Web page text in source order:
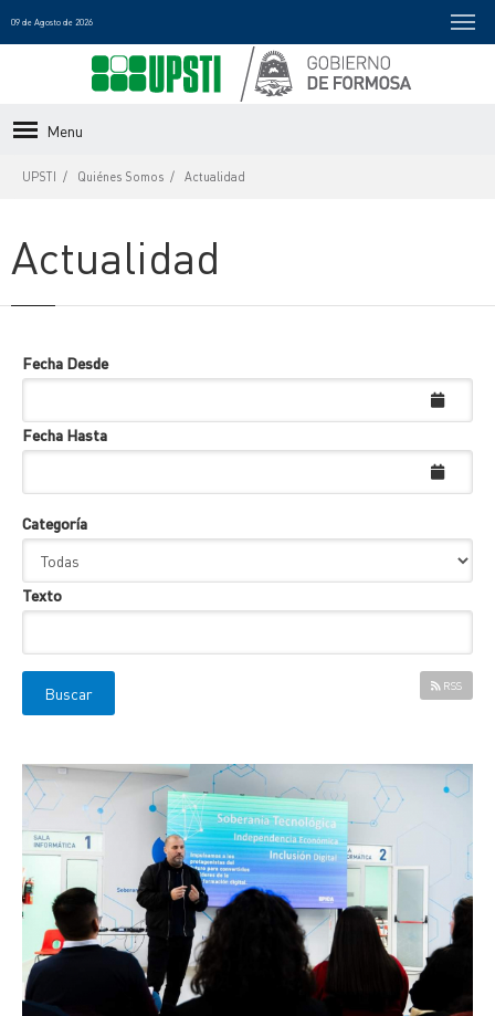
09 de Agosto de 2026
Menu
UPSTI Quiénes Somos Actualidad
Actualidad
Fecha Desde
Fecha Hasta
Categoría
Texto
RSS